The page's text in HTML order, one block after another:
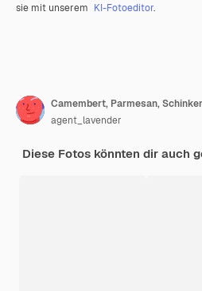
sie mit unserem KI-Fotoeditor.
agent_lavender
Diese Fotos könnten dir auch